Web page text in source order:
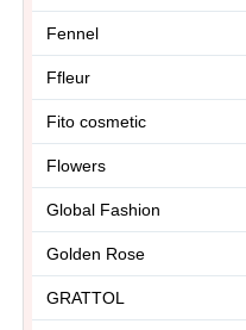
Fennel
Ffleur
Fito cosmetic
Flowers
Global Fashion
Golden Rose
GRATTOL